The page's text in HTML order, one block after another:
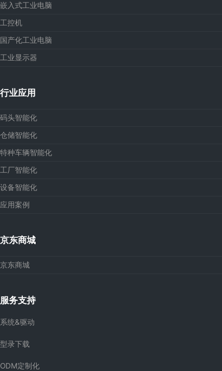
嵌入式工业电脑
工控机
国产化工业电脑
工业显示器
行业应用
码头智能化
仓储智能化
特种车辆智能化
工厂智能化
设备智能化
应用案例
京东商城
京东商城
服务支持
系统&驱动
型录下载
ODM定制化